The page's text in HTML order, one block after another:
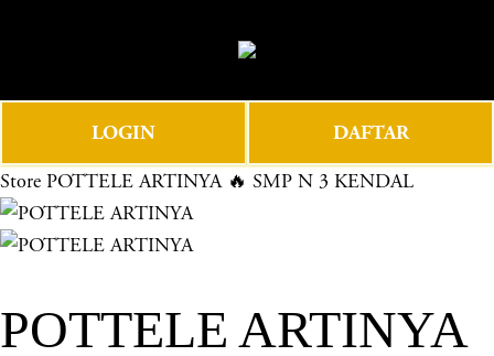
e
e
n
u
LOGIN DAFTAR
Store POTTELE ARTINYA 🔥 SMP N 3 KENDAL
POTTELE ARTINYA